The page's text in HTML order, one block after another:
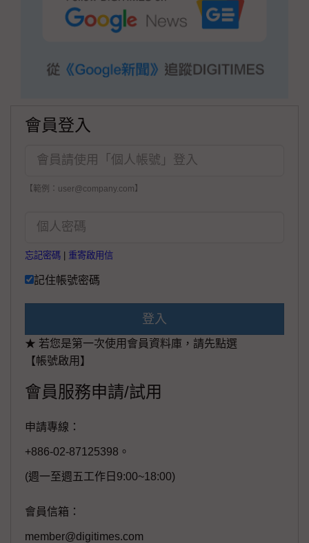
會員登入
【範例：user@company.com】
忘記密碼 重寄啟用信
記住帳號密碼
登入
★ 若您是第一次使用會員資料庫，請先點選
【帳號啟用】
會員服務申請/試用
申請專線：
+886-02-87125398。
(週一至週五工作日9:00~18:00)
會員信箱：
member@digitimes.com